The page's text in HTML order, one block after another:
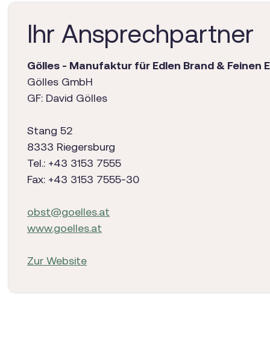
Ihr Ansprechpartner
Gölles - Manufaktur für Edlen Brand & Feinen
Gölles GmbH
GF: David Gölles
Stang 52
8333 Riegersburg
Tel.: +43 3153 7555
Fax: +43 3153 7555-30
obst@goelles.at
www.goelles.at
Zur Website